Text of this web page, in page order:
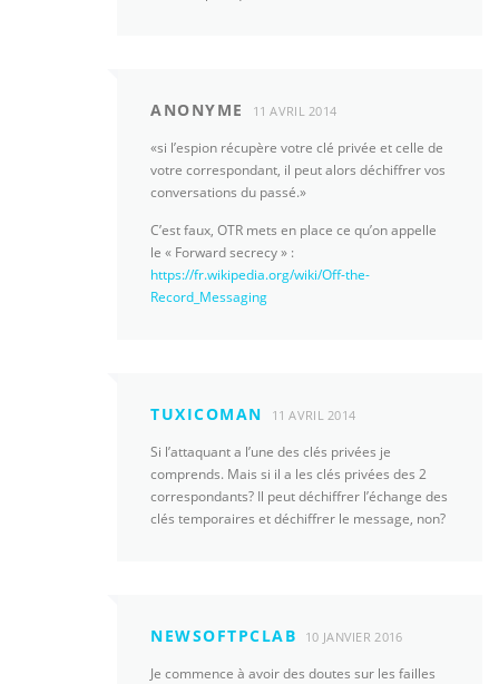
ANONYME 11 AVRIL 2014
«si l’espion récupère votre clé privée et celle de
votre correspondant, il peut alors déchiffrer vos
conversations du passé.»
C’est faux, OTR mets en place ce qu’on appelle
le « Forward secrecy » :
https://fr.wikipedia.org/wiki/Off-the-
Record_Messaging
TUXICOMAN 11 AVRIL 2014
Si l’attaquant a l’une des clés privées je
comprends. Mais si il a les clés privées des 2
correspondants? Il peut déchiffrer l’échange des
clés temporaires et déchiffrer le message, non?
NEWSOFTPCLAB 10 JANVIER 2016
Je commence à avoir des doutes sur les failles